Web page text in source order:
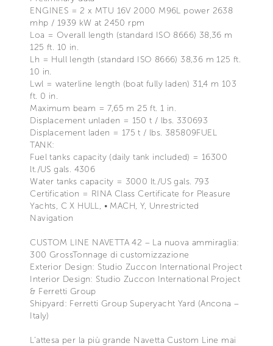
ENGINES = 2 x MTU 16V 2000 M96L power 2638
mhp / 1939 kW at 2450 rpm
Loa = Overall length (standard ISO 8666) 38,36 m
125 ft. 10 in.
Lh = Hull length (standard ISO 8666) 38,36 m 125 ft.
10 in.
Lwl = waterline length (boat fully laden) 31,4 m 103
ft. 0 in.
Maximum beam = 7,65 m 25 ft. 1 in.
Displacement unladen = 150 t / lbs. 330693
Displacement laden = 175 t / lbs. 385809FUEL
TANK:
Fuel tanks capacity (daily tank included) = 16300
lt./US gals. 4306
Water tanks capacity = 3000 lt./US gals. 793
Certification = RINA Class Certificate for Pleasure
Yachts, C X HULL, • MACH, Y, Unrestricted
Navigation
CUSTOM LINE NAVETTA 42 – La nuova ammiraglia:
300 GrossTonnage di customizzazione
Exterior Design: Studio Zuccon International Project
Interior Design: Studio Zuccon International Project
& Ferretti Group
Shipyard: Ferretti Group Superyacht Yard (Ancona –
Italy)
L’attesa per la più grande Navetta Custom Line mai